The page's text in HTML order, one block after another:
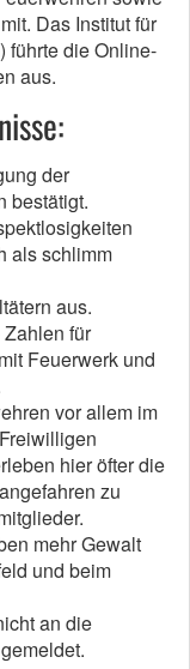
Das Institut für
führte die Online-
aus.
der
bestätigt.
als schlimm
aus.
für
Feuerwerk und
vor allem im
hier öfter die
zu
mehr Gewalt
und beim
an die